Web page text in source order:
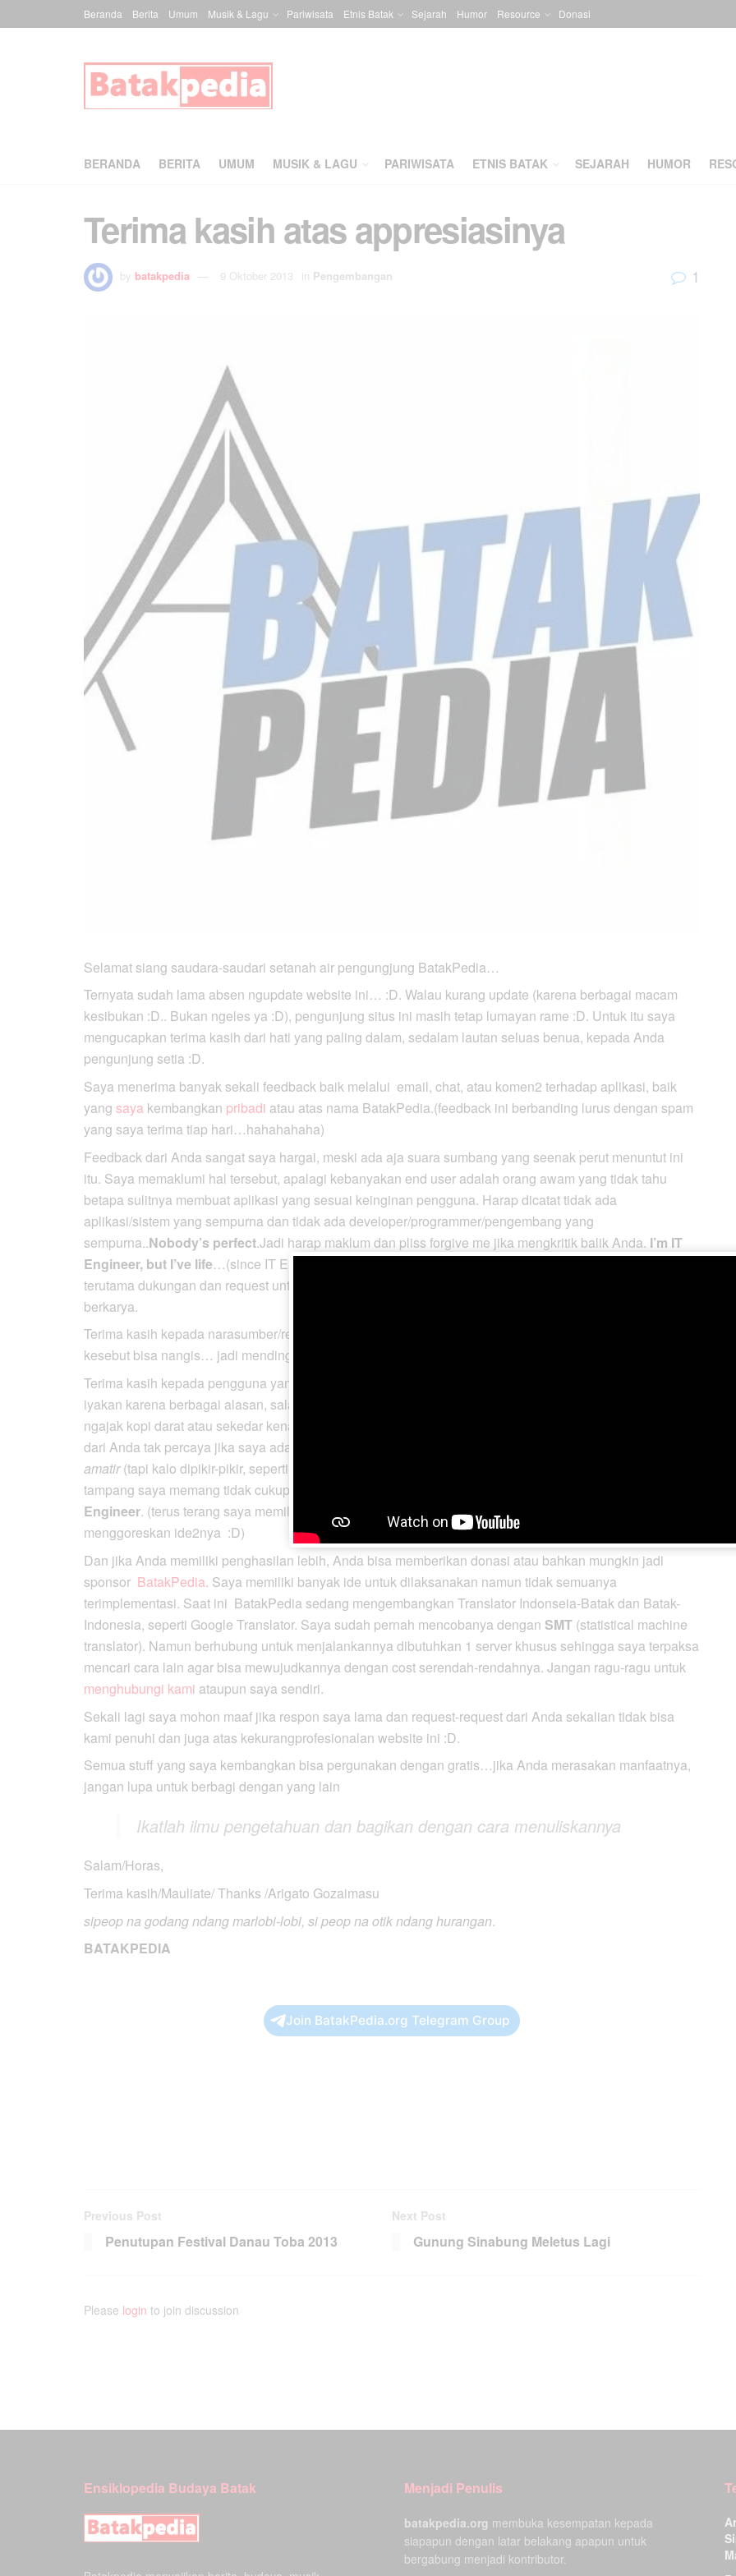
Beranda Berita Umum Musik & Lagu Pariwisata Etnis Batak Sejarah Humor Resource Donasi
BERANDA BERITA UMUM MUSIK & LAGU PARIWISATA ETNIS BATAK SEJARAH HUMOR
Terima kasih atas appresiasinya
by batakpedia 9 Oktober 2013 in Pengembangan 1
Selamat siang saudara-saudari setanah air pengungjung BatakPedia…
Ternyata sudah lama absen ngupdate website ini… :D. Walau kurang update (karena berbagai macam
kesibukan :D.. Bukan ngeles ya :D), pengunjung situs ini masih tetap lumayan rame :D. Untuk itu saya
mengucapkan terima kasih dari hati yang paling dalam, sedalam lautan seluas benua, kepada Anda
pengunjung setia :D.
Saya menerima banyak sekali feedback baik melalui email, chat, atau komen2 terhadap aplikasi, baik
yang saya kembangkan pribadi atau atas nama BatakPedia.(feedback ini berbanding lurus dengan spam
yang saya terima tiap hari…hahahahaha)
Feedback dari Anda sangat saya hargai, meski ada aja suara sumbang yang seenak perut menuntut ini
itu. Saya memaklumi hal tersebut, apalagi kebanyakan end user adalah orang awam yang tidak tahu
betapa sulitnya membuat aplikasi yang sesuai keinginan pengguna. Harap dicatat tidak ada
aplikasi/sistem yang sempurna dan tidak ada developer/programmer/pengembang yang
sempurna..Nobody’s perfect.Jadi harap maklum dan pliss forgive me jika mengkritik balik Anda. I’m IT
Engineer, but I’ve life…(since IT Engineer identik dengan no life :D). Terus terang feedback dari Anda,
terutama dukungan dan request untuk membuat aplikasi, membuat saya lebih semangat untuk terus
berkarya.
Terima kasih kepada narasumber/resource yang tidak bisa saya sebutkan satu-persatu (ntar yang tidak
kesebut bisa nangis… jadi mending gak usah disebutin ya :D)..
Terima kasih kepada pengguna yang juga sudah mengajak ketemuan…meski semuanya tidak bisa saya
iyakan karena berbagai alasan, salah satunya kesibukan (lagi-lagi :D). Terima kasih buat yang udah
ngajak kopi darat atau sekedar kenalan dan baca2 di gramedia….
dari Anda tak percaya jika saya adalah seorang
amatir(tapi kalo dipikir-pikir, sepertinya saya salah jurusan dulu kuliahnya..heheheh). Mungkin karena
tampang saya memang tidak cukup menjual dan meyakinkan Anda bahwa saya adalah seorang
Engineer. (terus terang saya memiliki keinginan juga menjadi kuli tinta yang bisa dengan bebas
menggoreskan ide2nya :D)
Dan jika Anda memiliki penghasilan lebih, Anda bisa memberikan donasi atau bahkan mungkin jadi
sponsor BatakPedia. Saya memiliki banyak ide untuk dilaksanakan namun tidak semuanya
terimplementasi. Saat ini BatakPedia sedang mengembangkan Translator Indonseia-Batak dan Batak-
Indonesia, seperti Google Translator. Saya sudah pernah mencobanya dengan SMT (statistical machine
translator). Namun berhubung untuk menjalankannya dibutuhkan 1 server khusus sehingga saya terpaksa
mencari cara lain agar bisa mewujudkannya dengan cost serendah-rendahnya. Jangan ragu-ragu untuk
menghubungi kami ataupun saya sendiri.
Sekali lagi saya mohon maaf jika respon saya lama dan request-request dari Anda sekalian tidak bisa
kami penuhi dan juga atas kekurangprofesionalan website ini :D.
Semua stuff yang saya kembangkan bisa pergunakan dengan gratis…jika Anda merasakan manfaatnya,
jangan lupa untuk berbagi dengan yang lain
Ikatlah ilmu pengetahuan dan bagikan dengan cara menuliskannya
Salam/Horas,
Terima kasih/Mauliate/ Thanks /Arigato Gozaimasu
sipeop na godang ndang marlobi-lobi, si peop na otik ndang hurangan.
BATAKPEDIA
Join BatakPedia.org Telegram Group
Previous Post
Penutupan Festival Danau Toba 2013
Next Post
Gunung Sinabung Meletus Lagi
Please login to join discussion
Ensiklopedia Budaya Batak Menjadi Penulis
batakpedia.org membuka kesempatan kepada
siapapun dengan latar belakang apapun untuk
bergabung menjadi kontributor.